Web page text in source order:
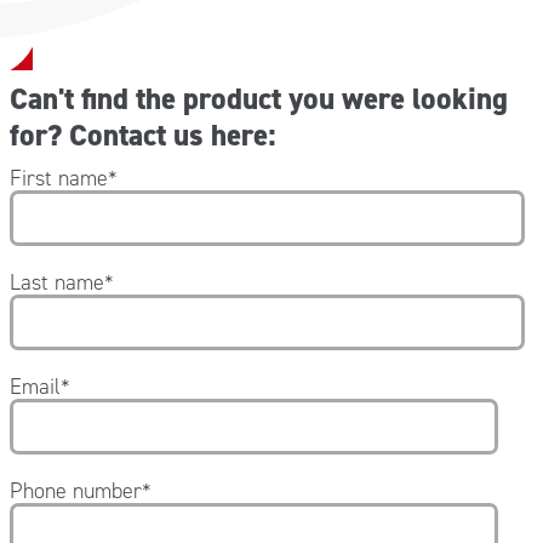
Can't find the product you were looking
for? Contact us here:
First name*
Last name*
Email*
Phone number*